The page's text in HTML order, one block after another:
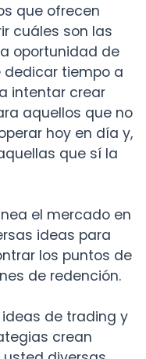
que ofrecen
cuáles son las
oportunidad de
dedicar tiempo a
intentar crear
aquellos que no
hoy en día y,
que sí la
el mercado en
ideas para
los puntos de
de redención.
de trading y
crean